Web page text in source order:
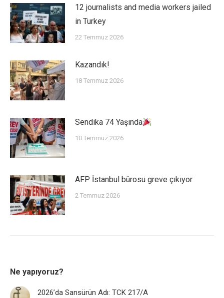
12 journalists and media workers jailed
in Turkey
22 Temmuz 2026
Kazandık!
18 Temmuz 2026
Sendika 74 Yaşında
10 Temmuz 2026
AFP İstanbul bürosu greve çıkıyor
2 Temmuz 2026
Ne yapıyoruz?
2026’da Sansürün Adı: TCK 217/A